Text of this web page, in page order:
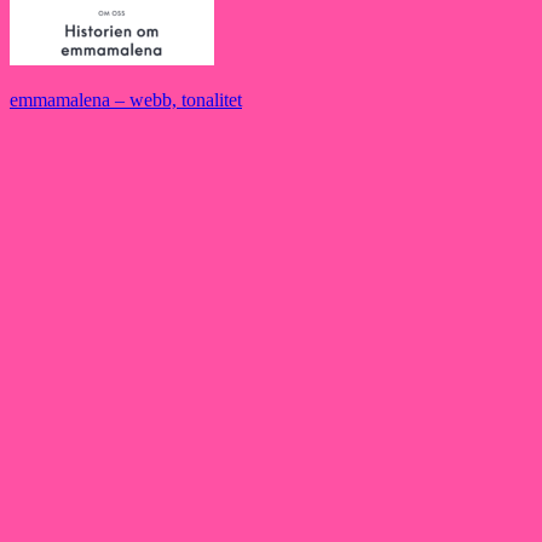
Inläggsnavigering
emmamalena – webb, tonalitet